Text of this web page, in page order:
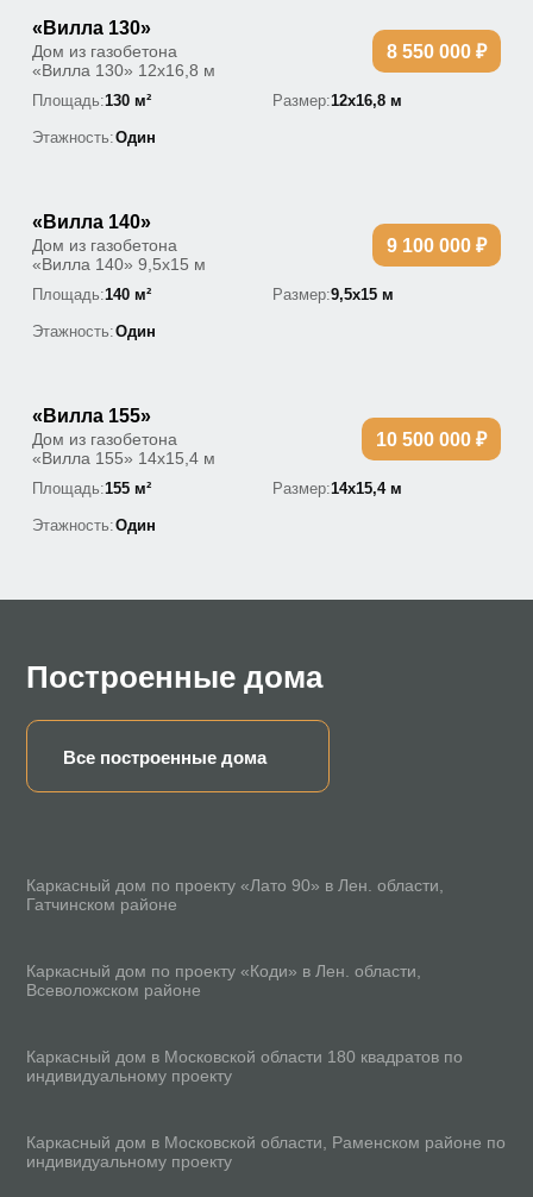
«Вилла 130»
Дом из газобетона
«Вилла 130» 12х16,8 м
8 550 000 ₽
Площадь:130 м² Размер:12х16,8 м
Этажность:Один
«Вилла 140»
Дом из газобетона
«Вилла 140» 9,5х15 м
9 100 000 ₽
Площадь:140 м² Размер:9,5х15 м
Этажность:Один
«Вилла 155»
Дом из газобетона
«Вилла 155» 14х15,4 м
10 500 000 ₽
Площадь:155 м² Размер:14х15,4 м
Этажность:Один
Построенные дома
Все построенные дома
Каркасный дом по проекту «Лато 90» в Лен. области,
Гатчинском районе
165 м²
Каркасный дом по проекту «Коди» в Лен. области,
Всеволожском районе
200 м²
Каркасный дом в Московской области 180 квадратов по
индивидуальному проекту
100 м²
Каркасный дом в Московской области, Раменском районе по
индивидуальному проекту
190 м²